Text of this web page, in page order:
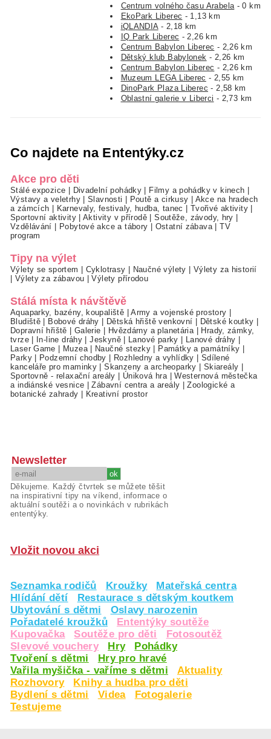
Centrum volného času Arabela - 0 km
EkoPark Liberec - 1,13 km
iQLANDIA - 2,18 km
IQ Park Liberec - 2,26 km
Centrum Babylon Liberec - 2,26 km
Dětský klub Babylonek - 2,26 km
Centrum Babylon Liberec - 2,26 km
Muzeum LEGA Liberec - 2,55 km
DinoPark Plaza Liberec - 2,58 km
Oblastní galerie v Liberci - 2,73 km
Co najdete na Ententýky.cz
Akce pro děti
Stálé expozice Divadelní pohádky Filmy a pohádky v kinech
Výstavy a veletrhy|Slavnosti Poutě a cirkusy
Akce na hradech
a zámcích
Karnevaly, festivaly, hudba, tanec Tvořivé aktivity
Sportovní aktivity|Aktivity v přírodě |Soutěže, závody, hry
Vzdělávání
Pobytové akce a tábory Ostatní zábava |TV
program
Tipy na výlet
Výlety se sportem Cyklotrasy Naučné výlety
Výlety za historií
Výlety za zábavou |Výlety přírodou
Stálá místa k návštěvě
Aquaparky, bazény, koupaliště |Army a vojenské prostory
Bludiště
Bobové dráhy Dětská hřiště venkovní Dětské koutky
Dopravní hřiště
Galerie Hvězdárny a planetária
Hrady, zámky,
tvrze| In-line dráhy |Jeskyně| Lanové parky Lanové dráhy
Laser Game
Muzea| Naučné stezky Památky a památníky
Parky| Podzemní chodby Rozhledny a vyhlídky
Sdílené
kanceláře pro maminky |Skanzeny a archeoparky Skiareály
Sportovně - relaxační areály
Úniková hra |Westernová městečka
a indiánské vesnice |Zábavní centra a areály |Zoologické a
botanické zahrady
Kreativní prostor
Newsletter
Děkujeme. Každý čtvrtek se můžete těšit
na inspirativní tipy na víkend, informace o
aktuální soutěži a o novinkách v rubrikách
ententýky.
Vložit novou akci
Seznamka rodičů Kroužky
Mateřská centra
Hlídání dětí
Restaurace s dětským koutkem
Ubytování s dětmi
Oslavy narozenin
Pořadatelé kroužků
Ententýky soutěže
Kupovačka
Soutěže pro děti
Fotosoutěž
Slevové vouchery
Hry
Pohádky
Tvoření s dětmi
Hry pro hravé
Vařila myšička - vaříme s dětmi
Aktuality
Rozhovory
Knihy a hudba pro děti
Bydlení s dětmi
Videa
Fotogalerie
Testujeme